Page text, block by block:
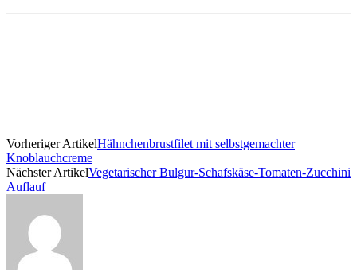
Vorheriger ArtikelHähnchenbrustfilet mit selbstgemachter
Knoblauchcreme
Nächster ArtikelVegetarischer Bulgur-Schafskäse-Tomaten-Zucchini
Auflauf